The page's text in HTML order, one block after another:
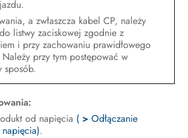
a zwłaszcza kabel CP, należy
listwy zaciskowej zgodnie z
i przy zachowaniu prawidłowego
Należy przy tym postępować w
sposób.
od napięcia ( >Odłączanie
.
postępowania przy
urządzenia zastępczego